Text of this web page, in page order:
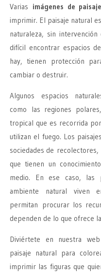
Varias imágenes de
imprimir. El paisaje natural
naturaleza, sin
difícil encontrar espacios
hay, tienen protección
cambiar o destruir.
Algunos espacios
como las regiones
tropical que es recorrida
utilizan el fuego. Los
sociedades de
que tienen un
medio. En ese caso, las
ambiente natural viven
permitan procurar los
dependen de lo que ofrece
Diviértete en nuestra
paisaje natural para
imprimir las figuras que